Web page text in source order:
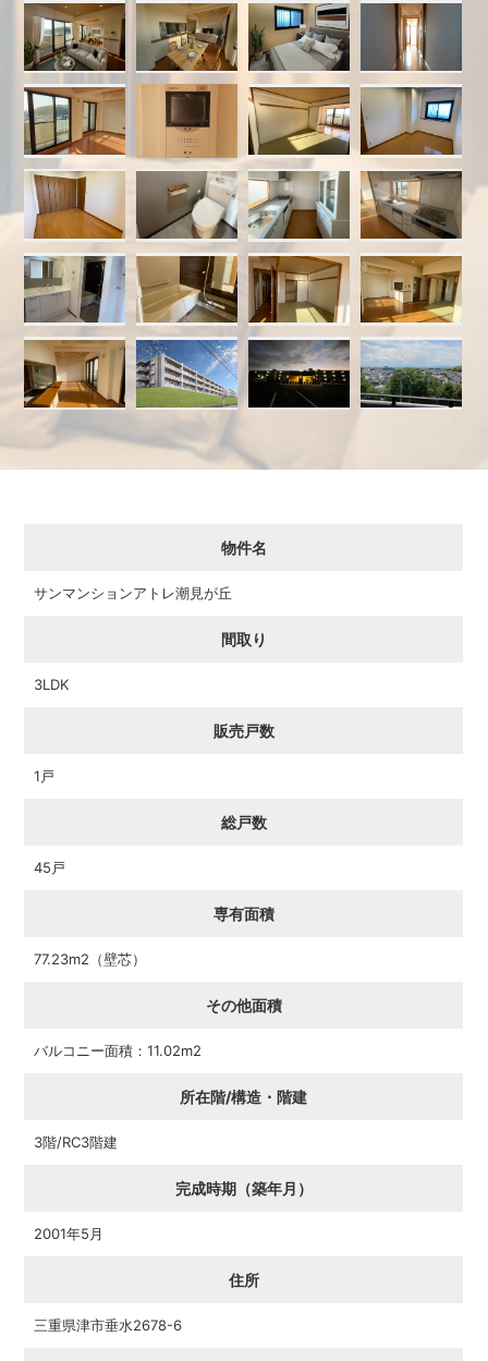
物件名
サンマンションアトレ潮見が丘
間取り
3LDK
販売戸数
1戸
総戸数
45戸
専有面積
77.23m2（壁芯）
その他面積
バルコニー面積：11.02m2
所在階/構造・階建
3階/RC3階建
完成時期（築年月）
2001年5月
住所
三重県津市垂水2678-6